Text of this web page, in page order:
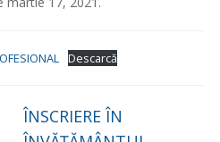
Descarcă
ÎNSCRIERE ÎN